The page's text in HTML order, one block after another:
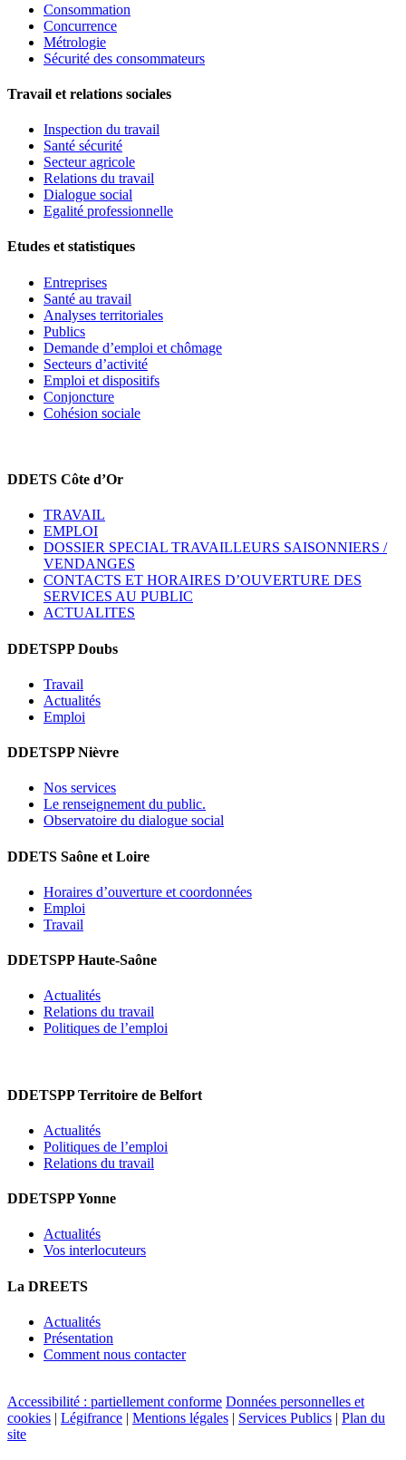
Consommation
Concurrence
Métrologie
Sécurité des consommateurs
Travail et relations sociales
Inspection du travail
Santé sécurité
Secteur agricole
Relations du travail
Dialogue social
Egalité professionnelle
Etudes et statistiques
Entreprises
Santé au travail
Analyses territoriales
Publics
Demande d’emploi et chômage
Secteurs d’activité
Emploi et dispositifs
Conjoncture
Cohésion sociale
DDETS Côte d’Or
TRAVAIL
EMPLOI
DOSSIER SPECIAL TRAVAILLEURS SAISONNIERS /
VENDANGES
CONTACTS ET HORAIRES D’OUVERTURE DES
SERVICES AU PUBLIC
ACTUALITES
DDETSPP Doubs
Travail
Actualités
Emploi
DDETSPP Nièvre
Nos services
Le renseignement du public.
Observatoire du dialogue social
DDETS Saône et Loire
Horaires d’ouverture et coordonnées
Emploi
Travail
DDETSPP Haute-Saône
Actualités
Relations du travail
Politiques de l’emploi
DDETSPP Territoire de Belfort
Actualités
Politiques de l’emploi
Relations du travail
DDETSPP Yonne
Actualités
Vos interlocuteurs
La DREETS
Actualités
Présentation
Comment nous contacter
Accessibilité : partiellement conforme Données personnelles et
cookies | Légifrance | Mentions légales | Services Publics | Plan du
site